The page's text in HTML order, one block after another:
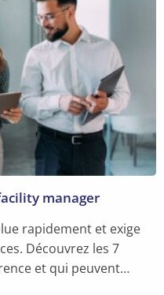
manager
rapidement et exige
Découvrez les 7
et qui peuvent